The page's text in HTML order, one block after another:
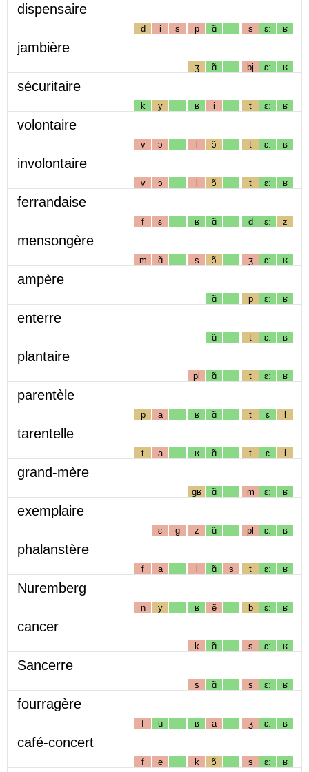
dispensaire
d i s p ɑ̃ s ɛː ʁ
jambière
ʒ ɑ̃ bj ɛː ʁ
sécuritaire
k y ʁ i t ɛː ʁ
volontaire
v ɔ l ɔ̃ t ɛː ʁ
involontaire
v ɔ l ɔ̃ t ɛː ʁ
ferrandaise
f ɛ ʁ ɑ̃ d ɛː z
mensongère
m ɑ̃ s ɔ̃ ʒ ɛː ʁ
ampère
ɑ̃ p ɛː ʁ
enterre
ɑ̃ t ɛː ʁ
plantaire
pl ɑ̃ t ɛː ʁ
parentèle
p a ʁ ɑ̃ t ɛ l
tarentelle
t a ʁ ɑ̃ t ɛ l
grand-mère
gʁ ɑ̃ m ɛː ʁ
exemplaire
ɛ g z ɑ̃ pl ɛː ʁ
phalanstère
f a l ɑ̃ s t ɛː ʁ
Nuremberg
n y ʁ ẽ b ɛː ʁ
cancer
k ɑ̃ s ɛː ʁ
Sancerre
s ɑ̃ s ɛː ʁ
fourragère
f u ʁ a ʒ ɛː ʁ
café-concert
f e k ɔ̃ s ɛː ʁ